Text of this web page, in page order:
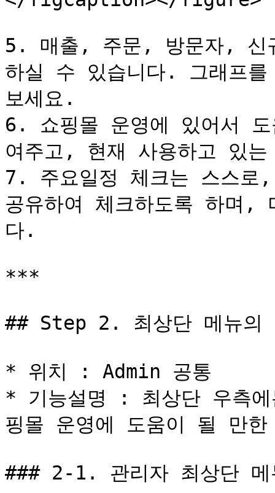
5. 매출, 주문, 방문자, 신
하실 수 있습니다. 그래프
보세요.
6. 쇼핑몰 운영에 있어서
여주고, 현재 사용하고 있
7. 주요일정 체크는 스스로
공유하여 체크하도록 하며,
다.
***
## Step 2. 최상단 메뉴의
* 위치 : Admin 공통
* 기능설명 : 최상단 우측
핑몰 운영에 도움이 될 만
### 2-1. 관리자 최상단 메